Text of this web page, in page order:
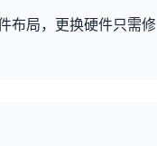
布局，更换硬件只需修